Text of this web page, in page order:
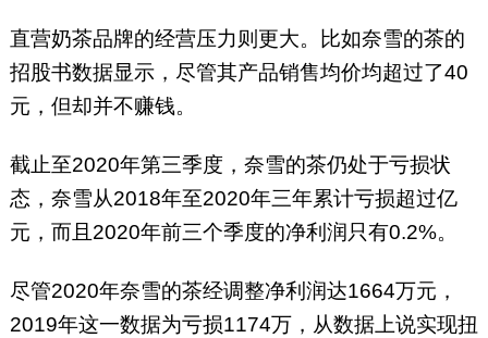
直营奶茶品牌的经营压力则更大。比如奈雪的茶的
招股书数据显示，尽管其产品销售均价均超过了40
元，但却并不赚钱。
截止至2020年第三季度，奈雪的茶仍处于亏损状
态，奈雪从2018年至2020年三年累计亏损超过亿
元，而且2020年前三个季度的净利润只有0.2%。
尽管2020年奈雪的茶经调整净利润达1664万元，
2019年这一数据为亏损1174万，从数据上说实现扭